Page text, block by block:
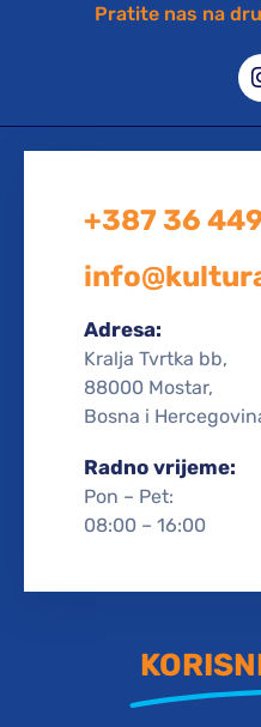
Pratite nas na
+387 36
Adresa:
Kralja Tvrtka bb,
88000 Mostar,
Bosna i
Radno vrijeme:
Pon – Pet:
08:00 – 16:00